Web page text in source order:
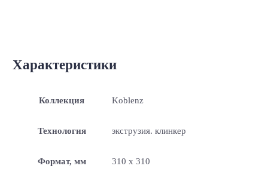
Характеристики
Коллекция Koblenz
Технология экструзия. клинкер
Формат, мм 310 x 310